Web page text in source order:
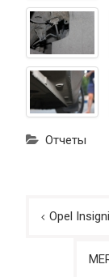
Отчеты
Навигация
записям
Opel